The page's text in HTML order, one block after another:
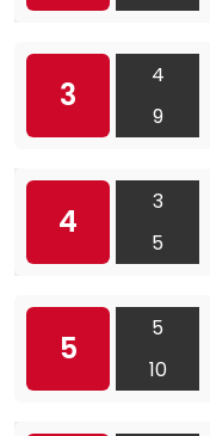
3
4
9
4
3
5
5
5
10